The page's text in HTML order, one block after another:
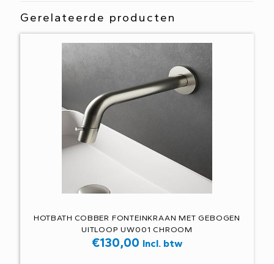
Gerelateerde producten
HOTBATH COBBER FONTEINKRAAN MET GEBOGEN
UITLOOP UW001 CHROOM
€130,00 Incl. btw